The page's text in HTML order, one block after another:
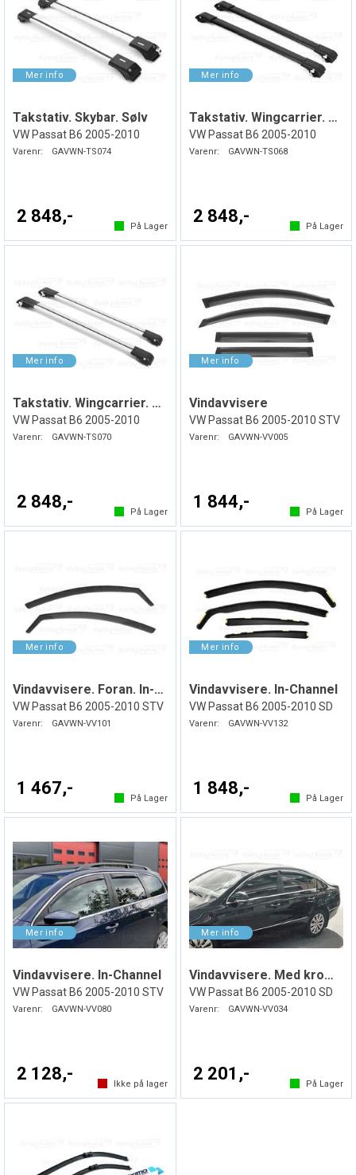
Takstativ. Skybar. Sølv
VW Passat B6 2005-2010
Varenr: GAVWN-TS074
2 848,-
På Lager
Takstativ. Wingcarrier. Svart
VW Passat B6 2005-2010
Varenr: GAVWN-TS068
2 848,-
På Lager
Takstativ. Wingcarrier. Sølv
VW Passat B6 2005-2010
Varenr: GAVWN-TS070
2 848,-
På Lager
Vindavvisere
VW Passat B6 2005-2010 STV
Varenr: GAVWN-VV005
1 844,-
På Lager
Vindavvisere. Foran. In-Channel
VW Passat B6 2005-2010 STV
Varenr: GAVWN-VV101
1 467,-
På Lager
Vindavvisere. In-Channel
VW Passat B6 2005-2010 SD
Varenr: GAVWN-VV132
1 848,-
På Lager
Vindavvisere. In-Channel
VW Passat B6 2005-2010 STV
Varenr: GAVWN-VV080
2 128,-
Ikke på lager
Vindavvisere. Med kromliste
VW Passat B6 2005-2010 SD
Varenr: GAVWN-VV034
2 201,-
På Lager